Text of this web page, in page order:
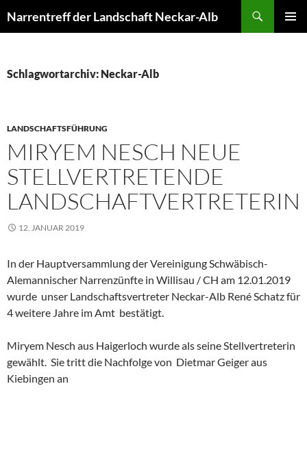
Inhalt
Narrentreff der Landschaft Neckar-Alb
Schlagwortarchiv: Neckar-Alb
LANDSCHAFTSFÜHRUNG
MIRYEM NESCH NEUE
STELLVERTRETENDE
LANDSCHAFTVERTRETERIN
12. JANUAR 2019
In der Hauptversammlung der Vereinigung Schwäbisch-
Alemannischer Narrenzünfte in Willisau / CH am 12.01.2019
wurde unser Landschaftsvertreter Neckar-Alb René Schatz für
4 weitere Jahre im Amt bestätigt.
Miryem Nesch aus Haigerloch wurde als seine Stellvertreterin
gewählt. Sie tritt die Nachfolge von Dietmar Geiger aus
Kiebingen an